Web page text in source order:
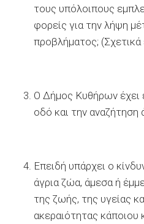
τους υπόλοιπους
φορείς για την λήψη
προβλήματος; (Σχετικά
Ο Δήμος Κυθήρων έχει
οδό και την αναζήτηση
Επειδή υπάρχει ο
άγρια ζώα, άμεσα ή
της ζωής, της υγείας
ακεραιότητας